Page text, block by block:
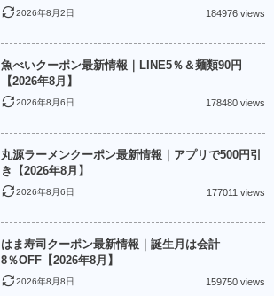
2026年8月2日 184976 views
魚べいクーポン最新情報｜LINE5％＆麺類90円
【2026年8月】
2026年8月6日 178480 views
丸源ラーメンクーポン最新情報｜アプリで500円引
き【2026年8月】
2026年8月6日 177011 views
はま寿司クーポン最新情報｜誕生月は会計
8％OFF【2026年8月】
2026年8月8日 159750 views